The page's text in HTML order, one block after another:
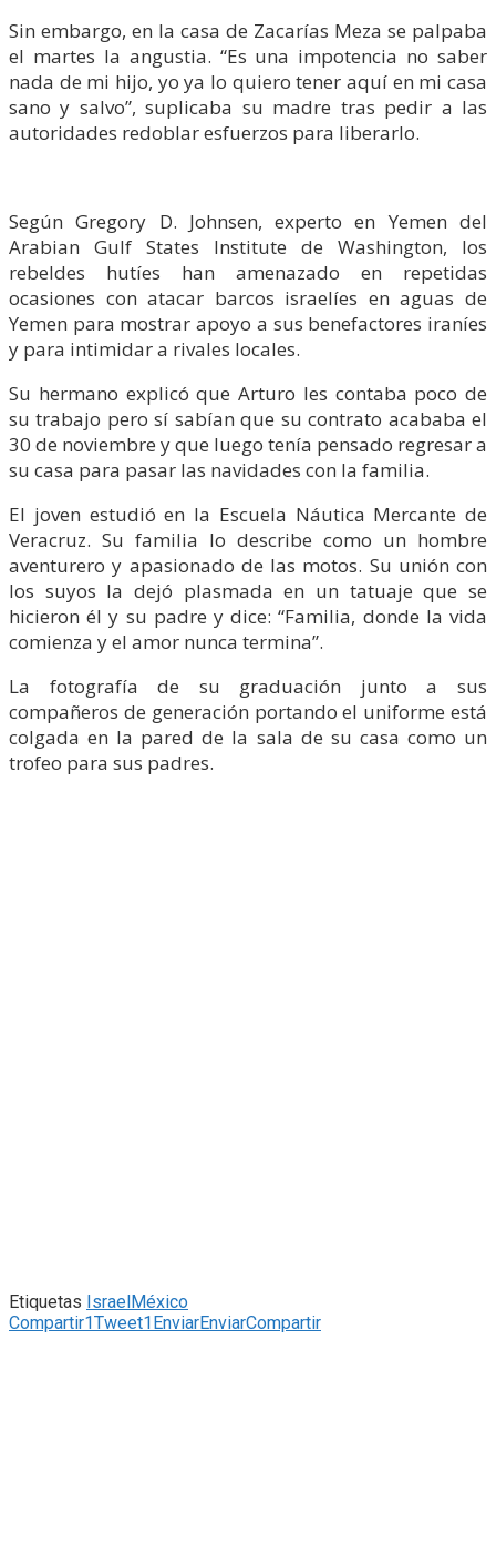
Sin embargo, en la casa de Zacarías Meza se palpaba
el martes la angustia. “Es una impotencia no saber
nada de mi hijo, yo ya lo quiero tener aquí en mi casa
sano y salvo”, suplicaba su madre tras pedir a las
autoridades redoblar esfuerzos para liberarlo.
Según Gregory D. Johnsen, experto en Yemen del
Arabian Gulf States Institute de Washington, los
rebeldes hutíes han amenazado en repetidas
ocasiones con atacar barcos israelíes en aguas de
Yemen para mostrar apoyo a sus benefactores iraníes
y para intimidar a rivales locales.
Su hermano explicó que Arturo les contaba poco de
su trabajo pero sí sabían que su contrato acababa el
30 de noviembre y que luego tenía pensado regresar a
su casa para pasar las navidades con la familia.
El joven estudió en la Escuela Náutica Mercante de
Veracruz. Su familia lo describe como un hombre
aventurero y apasionado de las motos. Su unión con
los suyos la dejó plasmada en un tatuaje que se
hicieron él y su padre y dice: “Familia, donde la vida
comienza y el amor nunca termina”.
La fotografía de su graduación junto a sus
compañeros de generación portando el uniforme está
colgada en la pared de la sala de su casa como un
trofeo para sus padres.
Etiquetas IsraelMéxico
Compartir1Tweet1EnviarEnviarCompartir